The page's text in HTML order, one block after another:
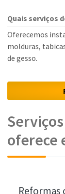
Quais serviços
Oferecemos
molduras,
de gesso.
oferece
Reformas